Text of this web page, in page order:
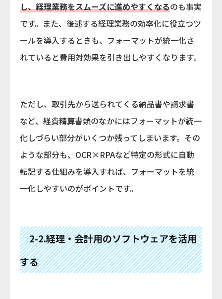
し、経理業務をスムーズに進めやすくなるのも事実
です。また、後述する経理業務の効率化に役立つツ
ールを導入するときも、フォーマットが統一化さ
れていると費用対効果を引き出しやすくなります。
ただし、取引先から送られてくる納品書や請求書
など、経費精算書類のなかにはフォーマットが統一
化しづらい部分がいくつか残ってしまいます。その
ような部分も、OCR×RPAなど特定の形式に自動
転記する仕組みを導入すれば、フォーマットを統
一化しやすいのがポイントです。
2-2.経理・会計用のソフトウェアを活用
する